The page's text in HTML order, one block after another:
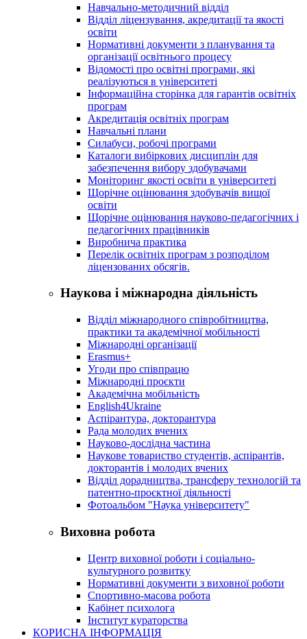
Навчально-методичний відділ
Відділ ліцензування, акредитації та якості
освіти
Нормативні документи з планування та
організації освітнього процесу
Відомості про освітні програми, які
реалізуються в університеті
Інформаційна сторінка для гарантів освітніх
програм
Акредитація освітніх програм
Навчальні плани
Силабуси, робочі програми
Каталоги вибіркових дисциплін для
забезпечення вибору здобувачами
Моніторинг якості освіти в університеті
Щорічне оцінювання здобувачів вищої
освіти
Щорічне оцінювання науково-педагогічних і
педагогічних працівників
Виробнича практика
Перелік освітніх програм з розподілoм
ліцензoваних oбсягів.
Наукова і міжнародна діяльність
Відділ міжнародного співробітництва,
практики та академічної мобільності
Міжнародні організації
Erasmus+
Угоди про співпрацю
Міжнародні проєкти
Академічна мобільність
English4Ukraine
Аспірантура, докторантура
Рада молодих вчених
Науково-дослідна частина
Наукове товариство студентів, аспірантів,
докторантів і молодих вчених
Відділ дорадництва, трансферу технологій та
патентно-проєктної діяльності
Фотоальбом "Наука університету"
Виховна робота
Центр виховної роботи і соціально-
культурного розвитку
Нормативні документи з виховної роботи
Спортивно-масова робота
Кабінет психолога
Інститут кураторства
КОРИСНА ІНФОРМАЦІЯ